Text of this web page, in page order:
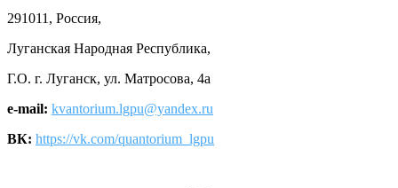
291011, Россия,
Луганская Народная Республика,
Г.О. г. Луганск, ул. Матросова, 4а
e-mail: kvantorium.lgpu@yandex.ru
ВК: https://vk.com/quantorium_lgpu